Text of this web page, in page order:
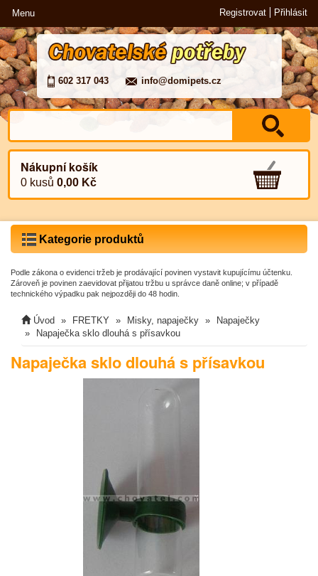
Menu Registrovat Přihlásit
602 317 043 info@domipets.cz
Nákupní košík
0 kusů0,00 Kč
Kategorie produktů
Podle zákona o evidenci tržeb je prodávající povinen vystavit kupujícímu účtenku.
Zároveň je povinen zaevidovat přijatou tržbu u správce daně online; v případě
technického výpadku pak nejpozději do 48 hodin.
Úvod FRETKY Misky, napaječky
Napaječky
Napaječka sklo dlouhá s přísavkou
Napaječka sklo dlouhá s přísavkou